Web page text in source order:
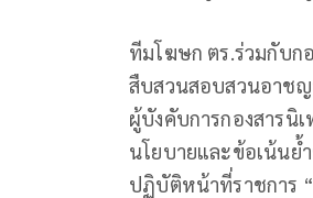
ทีมโฆษก ตร.ร่วมกับก
สืบสวนสอบสวนอาชญ
ผู้บังคับการกองสารนิ
นโยบายและข้อเน้นย้
ปฏิบัติหน้าที่ราชการ